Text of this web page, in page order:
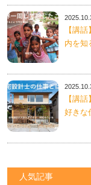
【講
内を知
【講
好きな
人気記事